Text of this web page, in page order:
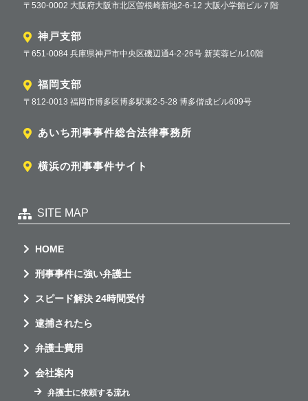
〒530-0002 大阪府大阪市北区曽根崎新地2-6-12 大阪小学館ビル７階
神戸支部
〒651-0084 兵庫県神戸市中央区磯辺通4-2-26号 新芙蓉ビル10階
福岡支部
〒812-0013 福岡市博多区博多駅東2-5-28 博多偕成ビル609号
あいち刑事事件総合法律事務所
横浜の刑事事件サイト
SITE MAP
HOME
刑事事件に強い弁護士
スピード解決 24時間受付
逮捕されたら
弁護士費用
会社案内
弁護士に依頼する流れ